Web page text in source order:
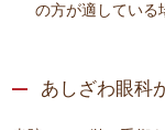
の方が適している
あしざわ眼科